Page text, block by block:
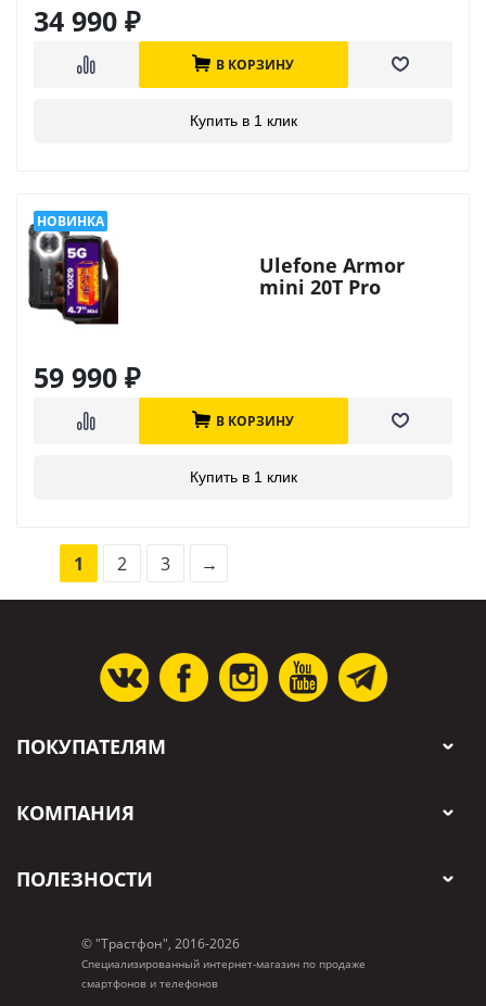
34 990 ₽
В КОРЗИНУ
Купить в 1 клик
Ulefone Armor
mini 20T Pro
59 990 ₽
В КОРЗИНУ
Купить в 1 клик
1 2 3 →
ПОКУПАТЕЛЯМ
КОМПАНИЯ
ПОЛЕЗНОСТИ
© "Трастфон", 2016-2026
Специализированный интернет-магазин по продаже
смартфонов и телефонов